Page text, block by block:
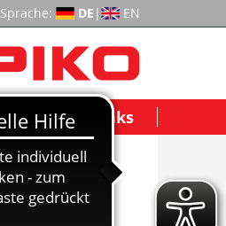
Sprache: DE | EN
Wichtige Links